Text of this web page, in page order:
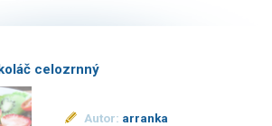
celozrnný
Autor: arranka